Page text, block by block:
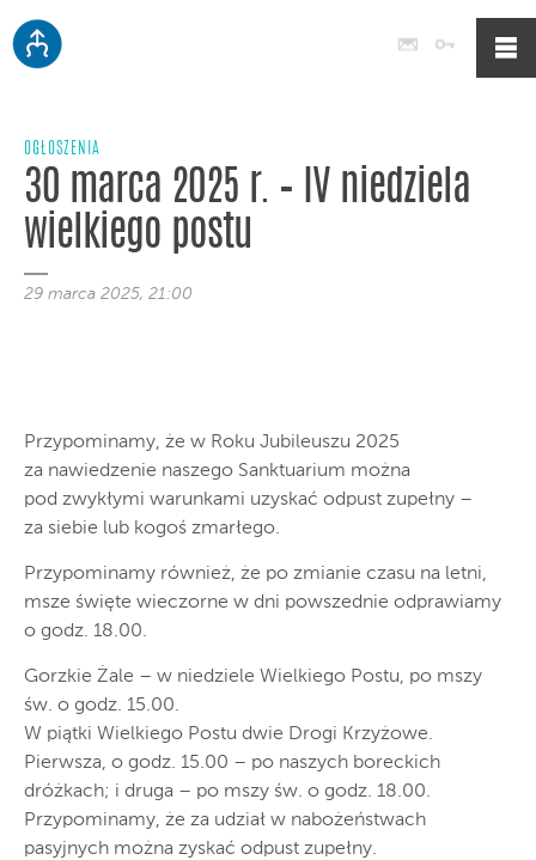
Poczta
OGŁOSZENIA
30 marca 2025 r. – IV niedziela
wielkiego postu
29 marca 2025, 21:00
Przypominamy, że w Roku Jubileuszu 2025
za nawiedzenie naszego Sanktuarium można
pod zwykłymi warunkami uzyskać odpust zupełny –
za siebie lub kogoś zmarłego.
Przypominamy również, że po zmianie czasu na letni,
msze święte wieczorne w dni powszednie odprawiamy
o godz. 18.00.
Gorzkie Żale – w niedziele Wielkiego Postu, po mszy
św. o godz. 15.00.
W piątki Wielkiego Postu dwie Drogi Krzyżowe.
Pierwsza, o godz. 15.00 – po naszych boreckich
dróżkach; i druga – po mszy św. o godz. 18.00.
Przypominamy, że za udział w nabożeństwach
pasyjnych można zyskać odpust zupełny.